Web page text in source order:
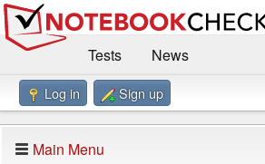
Tests
News
Benchmarks / Technik
Log in Sign up
Main Menu